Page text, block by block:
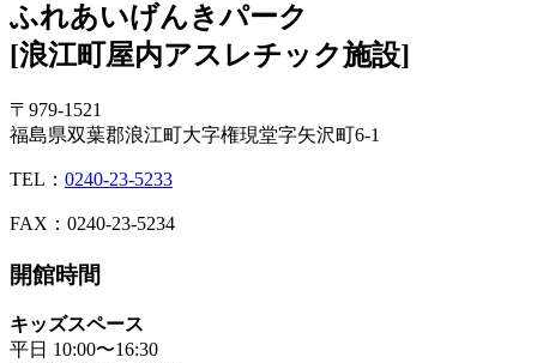
ふれあいげんきパーク
[浪江町屋内アスレチック施設]
〒979-1521
福島県双葉郡浪江町大字権現堂字矢沢町6-1
TEL： 0240-23-5233
FAX：0240-23-5234
開館時間
キッズスペース
平日 10:00〜16:30